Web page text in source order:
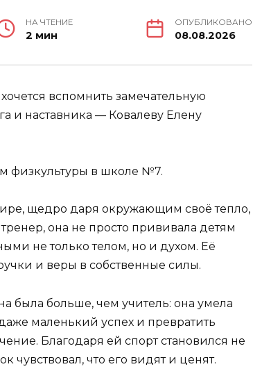
НА ЧТЕНИЕ
2 мин
ОПУБЛИКОВАНО
08.08.2026
вспомнить замечательную
и наставника — Ковалеву Елену
физкультуры в школе №7.
щедро даря окружающим своё тепло,
она не просто прививала детям
не только телом, но и духом. Её
и веры в собственные силы.
была больше, чем учитель: она умела
маленький успех и превратить
Благодаря ей спорт становился не
чувствовал, что его видят и ценят.